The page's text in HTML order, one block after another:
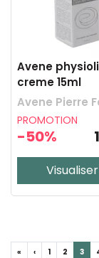
Avene
creme 15ml
PROMOTION
-50%
Visualiser
« ‹ 1 2 3